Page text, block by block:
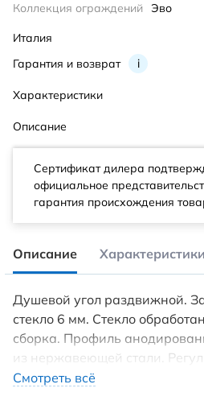
Гарантия и возврат i
Коллекция ограждений Эво
Италия
Характеристики
Описание
Сертификат дилера
официальное
гарантия происхождения
Описание Характеристики
Душевой угол раздвижной.
стекло 6 мм. Стекло
сборка. Профиль
из нержавеющей стали.
ролики. Универсальная
Смотреть всё